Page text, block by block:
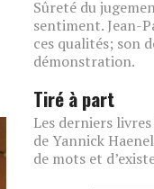
Sûreté du
sentiment. Jean-
ces qualités; son
démonstration.
Tiré à part
Les derniers
de Yannick
de mots et